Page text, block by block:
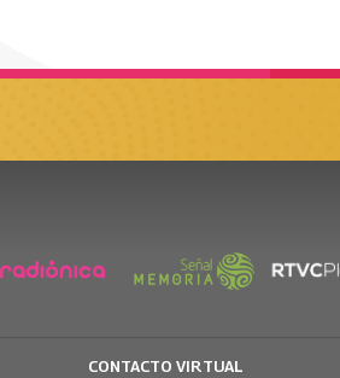
CONTACTO VIRTUAL